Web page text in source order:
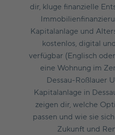
dir, kluge finanzielle
Kapitalanlage und
kostenlos, digital
verfügbar (Englisch
eine Wohnung im
Dessau-Roßlauer
Kapitalanlage in
zeigen dir, welche
passen und wie sie
Zukunft und